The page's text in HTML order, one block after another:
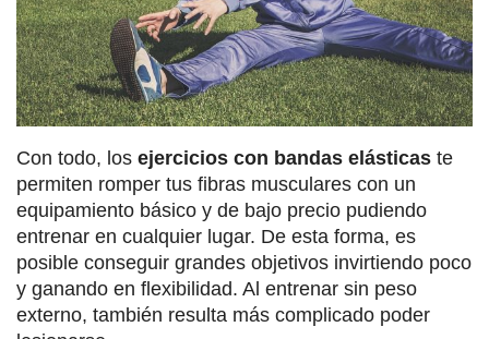
Con todo, los ejercicios con bandas elásticas te
permiten romper tus fibras musculares con un
equipamiento básico y de bajo precio pudiendo
entrenar en cualquier lugar. De esta forma, es
posible conseguir grandes objetivos invirtiendo poco
y ganando en flexibilidad. Al entrenar sin peso
externo, también resulta más complicado poder